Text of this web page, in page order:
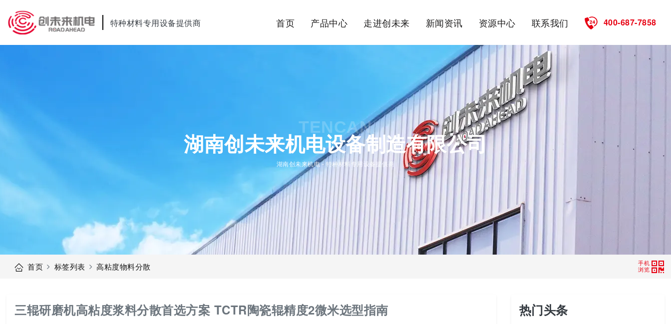
特种材料专用设备提供商 首页 产品中心 走进创未来 新闻资讯 资源中心 联系我们 400-687-7858
湖南创未来机电设备制造有限公司
TENCAN
湖南创未来机电 - 特种材料专用设备提供商
手机
浏览
首页 标签列表 高粘度物料分散
三辊研磨机高粘度浆料分散首选方案 TCTR陶瓷辊精度2微米选型指南 热门头条